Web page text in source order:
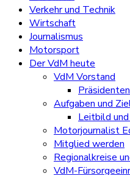
Verkehr und Technik
Wirtschaft
Journalismus
Motorsport
Der VdM heute
VdM Vorstand
Aufgaben und
Leitbild
Motorjournalist
Mitglied werden
Regionalkreise
VdM-